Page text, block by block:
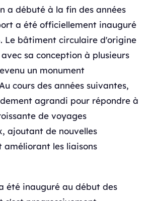
a débuté à la fin des années
a été officiellement inauguré
Le bâtiment circulaire d'origine
sa conception à plusieurs
un monument
cours des années suivantes,
agrandi pour répondre à
de voyages
ajoutant de nouvelles
améliorant les liaisons
été inauguré au début des